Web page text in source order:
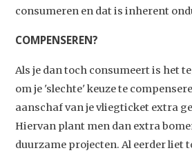
consumeren en dat is inherent
COMPENSEREN?
Als je dan toch consumeert is het
om je 'slechte' keuze te
aanschaf van je vliegticket extra
Hiervan plant men dan extra
duurzame projecten. Al eerder liet